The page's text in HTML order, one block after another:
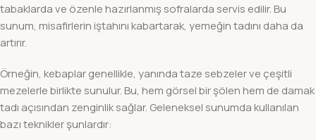
tabaklarda ve özenle hazırlanmış sofralarda servis edilir. Bu
sunum, misafirlerin iştahını kabartarak, yemeğin tadını daha da
artırır.
Örneğin, kebaplar genellikle, yanında taze sebzeler ve çeşitli
mezelerle birlikte sunulur. Bu, hem görsel bir şölen hem de damak
tadı açısından zenginlik sağlar. Geleneksel sunumda kullanılan
bazı teknikler şunlardır: